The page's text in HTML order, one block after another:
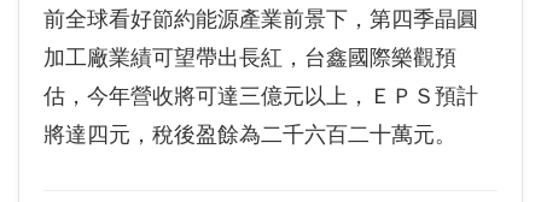
前全球看好節約能源產業前景下，第四季晶圓
加工廠業績可望帶出長紅，台鑫國際樂觀預
估，今年營收將可達三億元以上，ＥＰＳ預計
將達四元，稅後盈餘為二千六百二十萬元。